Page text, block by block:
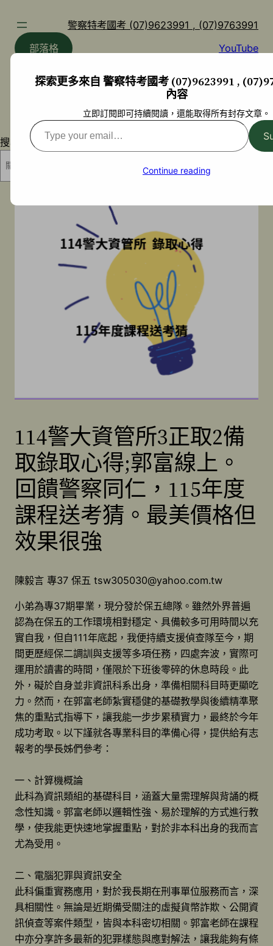
警察特考國考 (07)9623991 , (07)9763991
部落格
YouTube
搜尋
114警大資管所3正取2備
取錄取心得;郭富線上。
回饋警察同仁，115年度
課程送考猜。最美價格但
效果很強
陳毅言 專37 保五 tsw305030@yahoo.com.tw
小弟為專37期畢業，現分發於保五總隊。雖然外界普遍
認為在保五的工作環境相對穩定、具備較多可用時間以充
實自我，但自111年底起，我便持續支援偵查隊至今，期
間更歷經保二調訓與支援等多項任務，四處奔波，實際可
運用於讀書的時間，僅限於下班後零碎的休息時段。此
外，礙於自身並非資訊科系出身，準備相關科目時更顯吃
力。然而，在郭富老師紮實穩健的基礎教學與後續精準聚
焦的重點式指導下，讓我能一步步累積實力，最終於今年
成功考取。以下謹就各專業科目的準備心得，提供給有志
報考的學長姊們參考：
一、計算機概論
此科為資訊類組的基礎科目，涵蓋大量需理解與背誦的概
念性知識。郭富老師以邏輯性強、易於理解的方式進行教
學，使我能更快速地掌握重點，對於非本科出身的我而言
尤為受用。
二、電腦犯罪與資訊安全
此科偏重實務應用，對於我長期在刑事單位服務而言，深
具相關性。無論是近期備受關注的虛擬貨幣詐欺、公開資
訊偵查等案件類型，皆與本科密切相關。郭富老師在課程
中亦分享許多最新的犯罪樣態與應對解法，讓我能夠有條
探索更多來自 警察特考國考 (07)9623991 ,
內容
立即訂閱即可持續閱讀，還能取得所有封存文章。
Type
your
Continue reading